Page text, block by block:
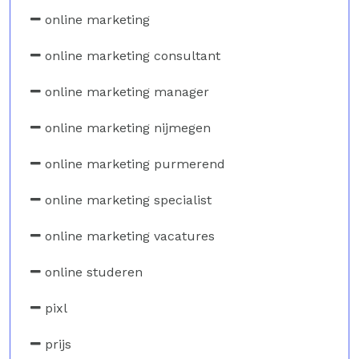
online marketing
online marketing consultant
online marketing manager
online marketing nijmegen
online marketing purmerend
online marketing specialist
online marketing vacatures
online studeren
pixl
prijs